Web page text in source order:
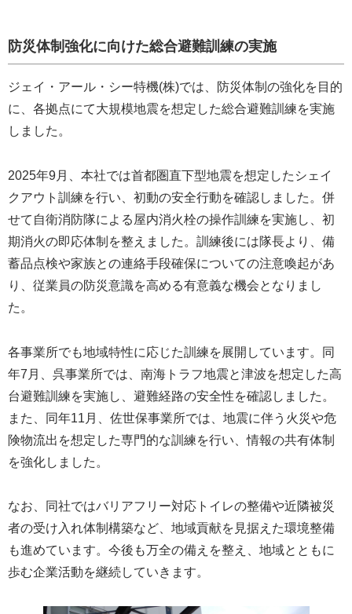
防災体制強化に向けた総合避難訓練の実施
ジェイ・アール・シー特機(株)では、防災体制の強化を目的
に、各拠点にて大規模地震を想定した総合避難訓練を実施
しました。
2025年9月、本社では首都圏直下型地震を想定したシェイ
クアウト訓練を行い、初動の安全行動を確認しました。併
せて自衛消防隊による屋内消火栓の操作訓練を実施し、初
期消火の即応体制を整えました。訓練後には隊長より、備
蓄品点検や家族との連絡手段確保についての注意喚起があ
り、従業員の防災意識を高める有意義な機会となりまし
た。
各事業所でも地域特性に応じた訓練を展開しています。同
年7月、呉事業所では、南海トラフ地震と津波を想定した高
台避難訓練を実施し、避難経路の安全性を確認しました。
また、同年11月、佐世保事業所では、地震に伴う火災や危
険物流出を想定した専門的な訓練を行い、情報の共有体制
を強化しました。
なお、同社ではバリアフリー対応トイレの整備や近隣被災
者の受け入れ体制構築など、地域貢献を見据えた環境整備
も進めています。今後も万全の備えを整え、地域とともに
歩む企業活動を継続していきます。